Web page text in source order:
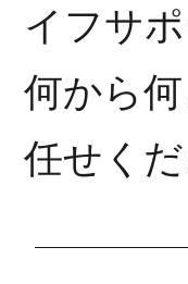
イフサ
何から
任せくだ